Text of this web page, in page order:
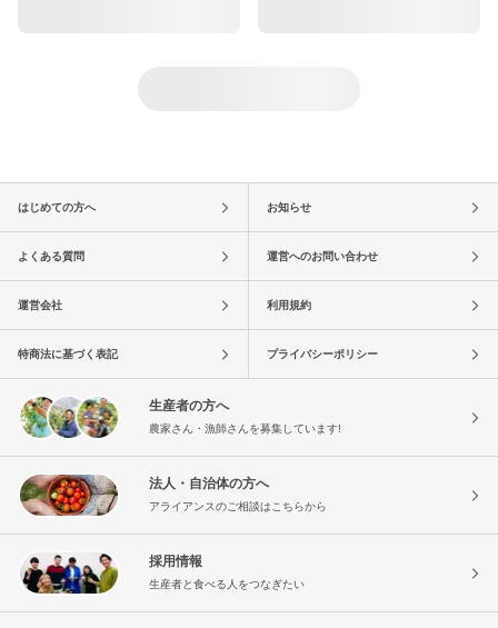
はじめての方へ お知らせ
よくある質問 運営へのお問い合わせ
運営会社 利用規約
特商法に基づく表記 プライバシーポリシー
生産者の方へ
農家さん・漁師さんを募集しています!
法人・自治体の方へ
アライアンスのご相談はこちらから
採用情報
生産者と食べる人をつなぎたい